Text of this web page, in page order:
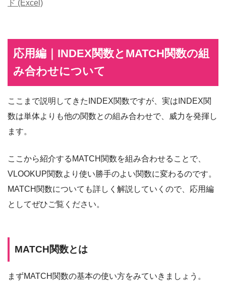
ド (Excel)
応用編｜INDEX関数とMATCH関数の組
み合わせについて
ここまで説明してきたINDEX関数ですが、実はINDEX関
数は単体よりも他の関数との組み合わせで、威力を発揮し
ます。
ここから紹介するMATCH関数を組み合わせることで、
VLOOKUP関数より使い勝手のよい関数に変わるのです。
MATCH関数についても詳しく解説していくので、応用編
としてぜひご覧ください。
MATCH関数とは
まずMATCH関数の基本の使い方をみていきましょう。